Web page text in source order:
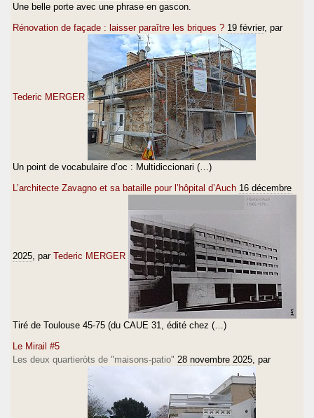
Une belle porte avec une phrase en gascon.
Rénovation de façade : laisser paraître les briques ? 19 février, par
Tederic MERGER
Un point de vocabulaire d’oc : Multidiccionari (…)
L’architecte Zavagno et sa bataille pour l’hôpital d’Auch 16 décembre
2025 , par Tederic MERGER
Tiré de Toulouse 45-75 (du CAUE 31, édité chez (…)
Le Mirail #5
Les deux quartieròts de "maisons-patio" 28 novembre 2025 , par